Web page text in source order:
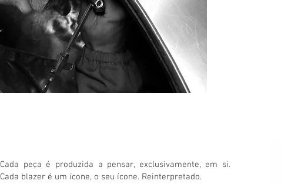
Cada peça é produzida a pensar, exclusivamente, em si.
Cada blazer é um ícone, o seu ícone. Reinterpretado.